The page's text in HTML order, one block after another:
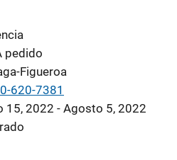
pedido
Figueroa
620-7381
15, 2022 - Agosto 5, 2022